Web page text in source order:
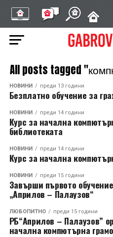
All posts tagged
НОВИНИ преди 13 години
Безплатно обучение за
НОВИНИ преди 14 години
Курс за начална
библиотеката
НОВИНИ преди 14 години
Курс за начална
НОВИНИ преди 15 години
Завърши първото
„Априлов – Палаузов“
ЛЮБОПИТНО преди 15 години
РБ“Априлов – Палаузов”
начална компютърна